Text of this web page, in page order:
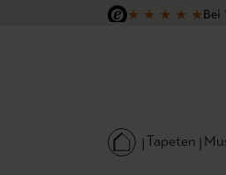
Hauptinhalt springen
Zur Suche springen
Zur Hauptnavigation springen
★ ★ ★ ★ ★Bei
Tapeten